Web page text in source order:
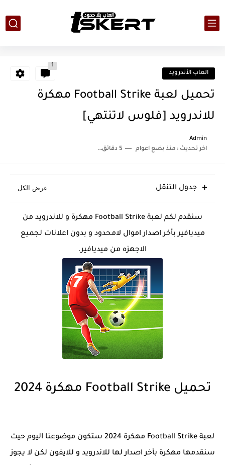
العاب الأندرويد
1
تحميل لعبة Football Strike مهكرة
للاندرويد [فلوس لاتنتهي]
Admin
اخر تحديث :منذ بضع اعوام 5 دقائق للقراءة
جدول التنقل
سنقدم لكم لعبة Football Strike مهكرة و للاندرويد من
ميديافير بأخر اصدار اموال لامحدود و بدون اعلانات لجميع
الاجهزه من ميديافير.
تحميل Football Strike مهكرة 2024
لعبة Football Strike مهكرة 2024 ستكون موضوعنا اليوم حيث
سنقدمها مهكرة بأخر اصدار لها للاندرويد و للايفون لكن لا يجوز